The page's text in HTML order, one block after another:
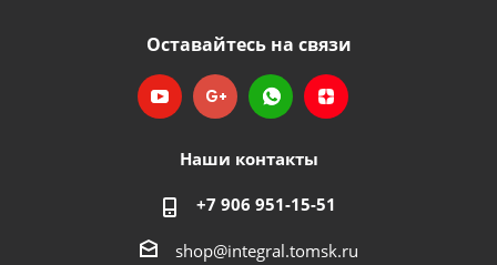
Оставайтесь на связи
Наши контакты
+7 906 951-15-51
shop@integral.tomsk.ru